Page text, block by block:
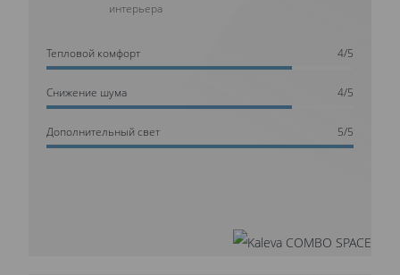
интерьера
Тепловой комфорт 4/5
Cнижение шума 4/5
Дополнительный свет 5/5